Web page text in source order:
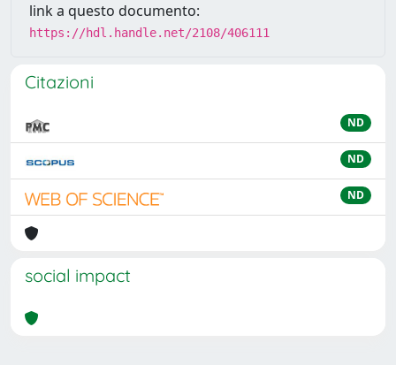
link a questo documento:
https://hdl.handle.net/2108/406111
Citazioni
ND
ND
ND
social impact